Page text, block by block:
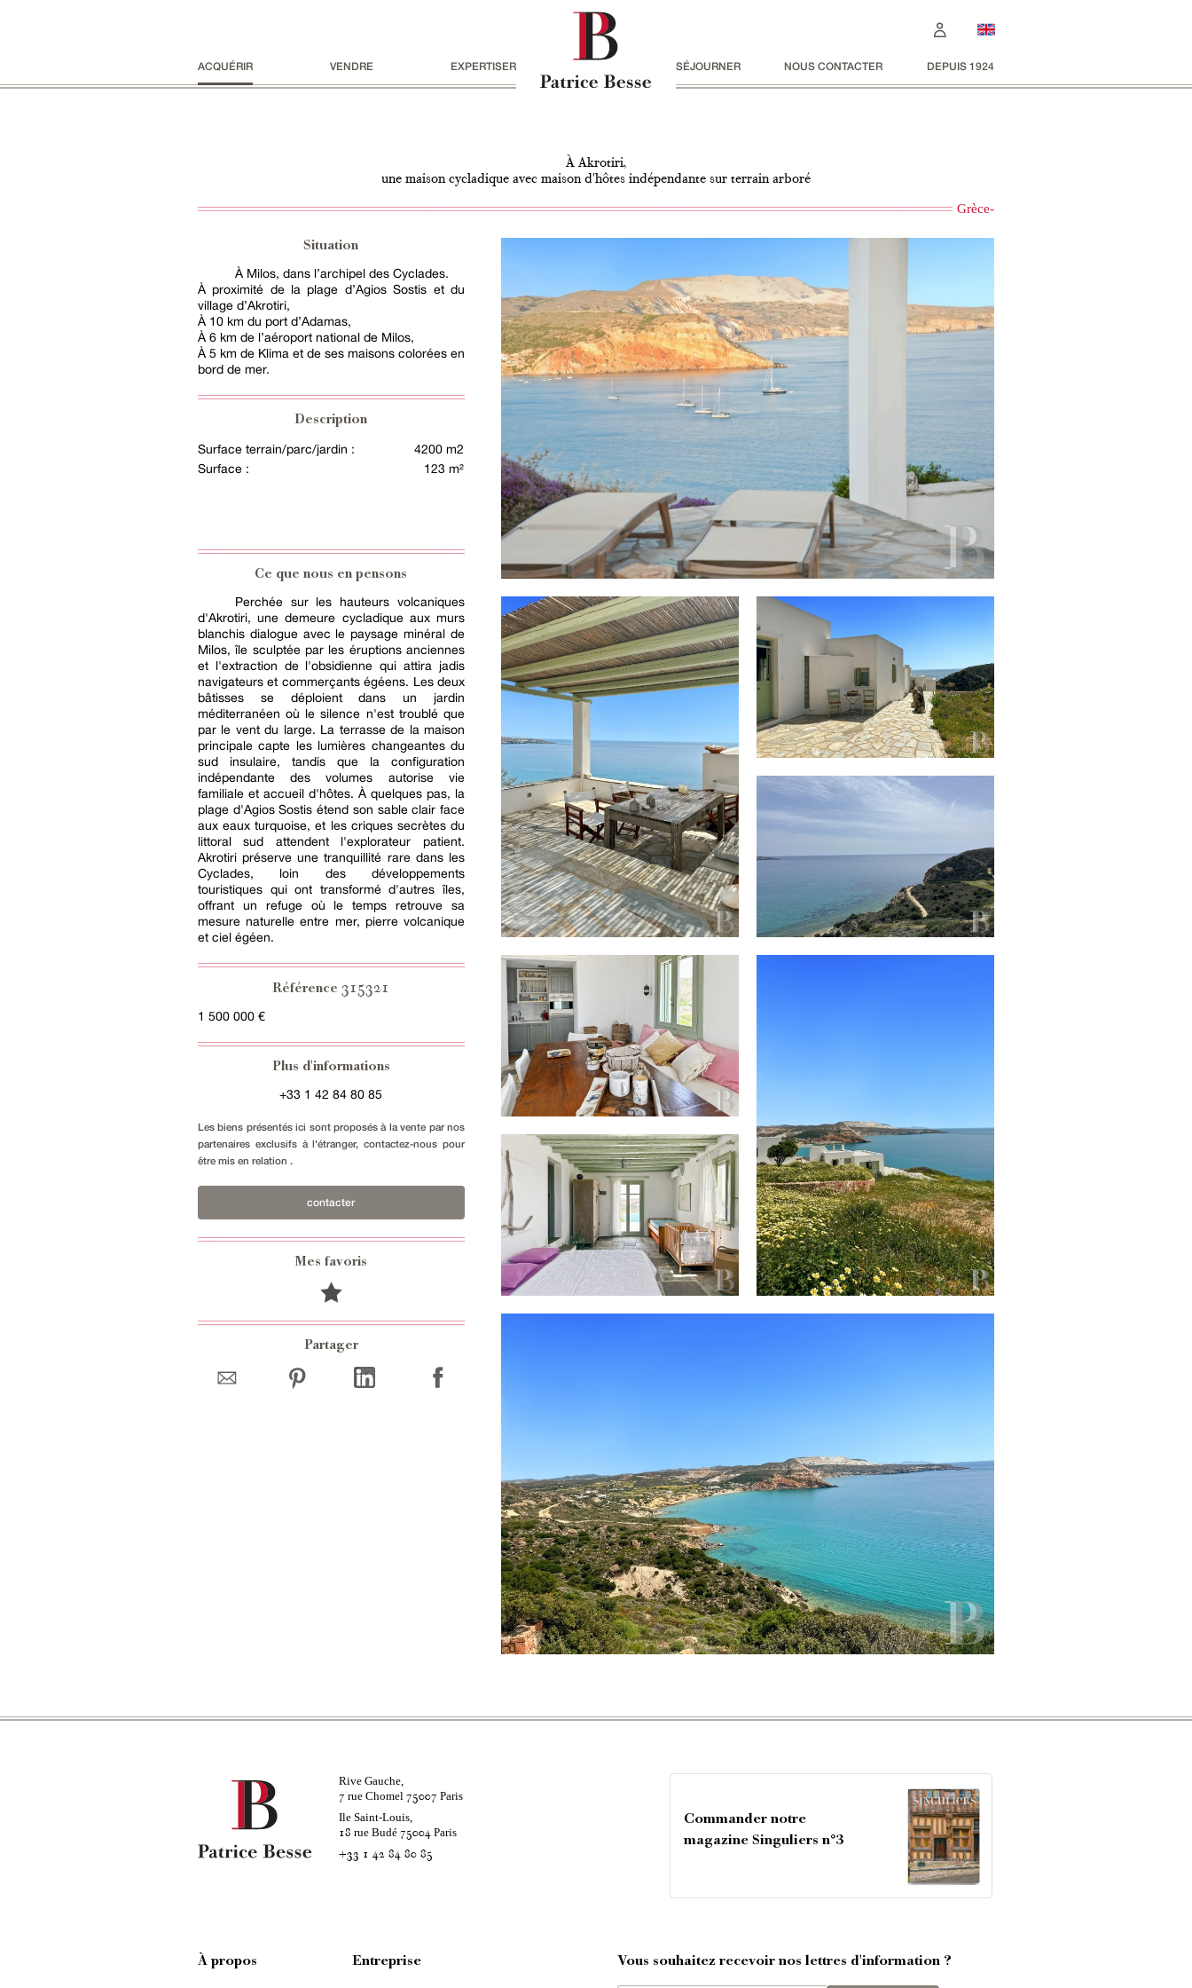
ACQUÉRIR VENDRE EXPERTISER SÉJOURNER NOUS CONTACTER DEPUIS 1924
À Akrotiri,
une maison cycladique avec maison d'hôtes indépendante sur terrain arboré
Grèce-
Situation
À Milos, dans l’archipel des Cyclades.
À proximité de la plage d’Agios Sostis et du
village d’Akrotiri,
À 10 km du port d’Adamas,
À 6 km de l’aéroport national de Milos,
À 5 km de Klima et de ses maisons colorées en
bord de mer.
Description
Surface terrain/parc/jardin :
4200 m2
Surface :
123 m²
Ce que nous en pensons
Perchée sur les hauteurs volcaniques
d'Akrotiri, une demeure cycladique aux murs
blanchis dialogue avec le paysage minéral de
Milos, île sculptée par les éruptions anciennes
et l'extraction de l'obsidienne qui attira jadis
navigateurs et commerçants égéens. Les deux
bâtisses se déploient dans un jardin
méditerranéen où le silence n'est troublé que
par le vent du large. La terrasse de la maison
principale capte les lumières changeantes du
sud insulaire, tandis que la configuration
indépendante des volumes autorise vie
familiale et accueil d'hôtes. À quelques pas, la
plage d'Agios Sostis étend son sable clair face
aux eaux turquoise, et les criques secrètes du
littoral sud attendent l'explorateur patient.
Akrotiri préserve une tranquillité rare dans les
Cyclades, loin des développements
touristiques qui ont transformé d'autres îles,
offrant un refuge où le temps retrouve sa
mesure naturelle entre mer, pierre volcanique
et ciel égéen.
Référence315321
1 500 000 €
Plus d'informations
+33 1 42 84 80 85
Les biens présentés ici sont proposés à la vente par nos
partenaires exclusifs à l'étranger, contactez-nous pour
être mis en relation .
contacter
Mes favoris
Partager
Rive Gauche,
7 rue Chomel 75007 Paris
Ile Saint-Louis,
18 rue Budé 75004Paris
+33 1 42 84 80 85
Commander notre
magazine Singuliers n°3
À propos Entreprise Vous souhaitez recevoir nos lettres d'information ?